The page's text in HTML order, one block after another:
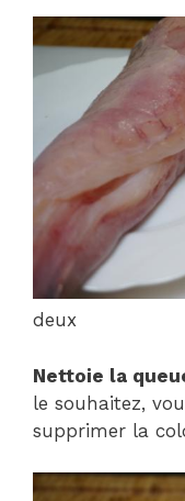
deux
Nettoie la
le souhaitez,
supprimer la